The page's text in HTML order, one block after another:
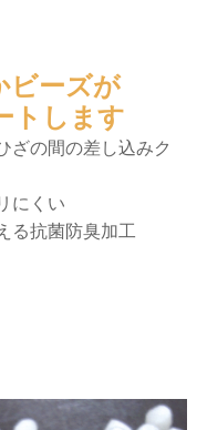
ビーズが
トします
ざの間の差し込みク
にくい
る抗菌防臭加工